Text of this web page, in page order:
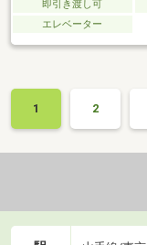
即引き渡し可
エレベーター
1 2